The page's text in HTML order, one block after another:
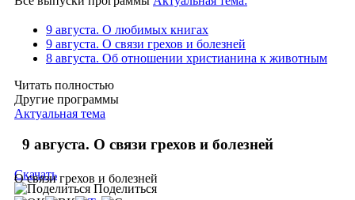
9 августа. О любимых книгах
9 августа. О связи грехов и болезней
8 августа. Об отношении христианина к животным
Читать полностью
Другие программы
Актуальная тема
9 августа. О связи грехов и болезней
О связи грехов и болезней
Скачать
Поделиться